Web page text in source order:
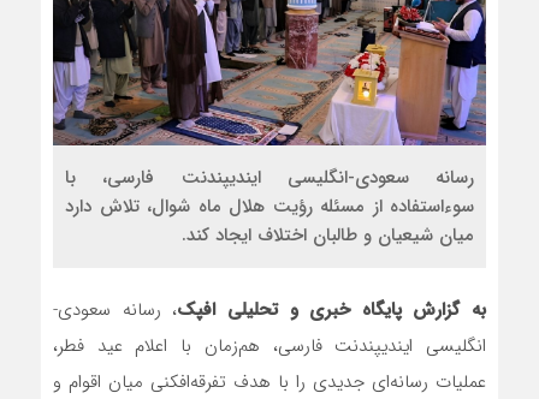
رسانه سعودی-انگلیسی ایندیپندنت فارسی، با
سوءاستفاده از مسئله رؤیت هلال ماه شوال، تلاش دارد
میان شیعیان و طالبان اختلاف ایجاد کند.
به گزارش پایگاه خبری و تحلیلی افپک، رسانه سعودی-
انگلیسی ایندیپندنت فارسی، هم‌زمان با اعلام عید فطر،
عملیات رسانه‌ای جدیدی را با هدف تفرقه‌افکنی میان اقوام و